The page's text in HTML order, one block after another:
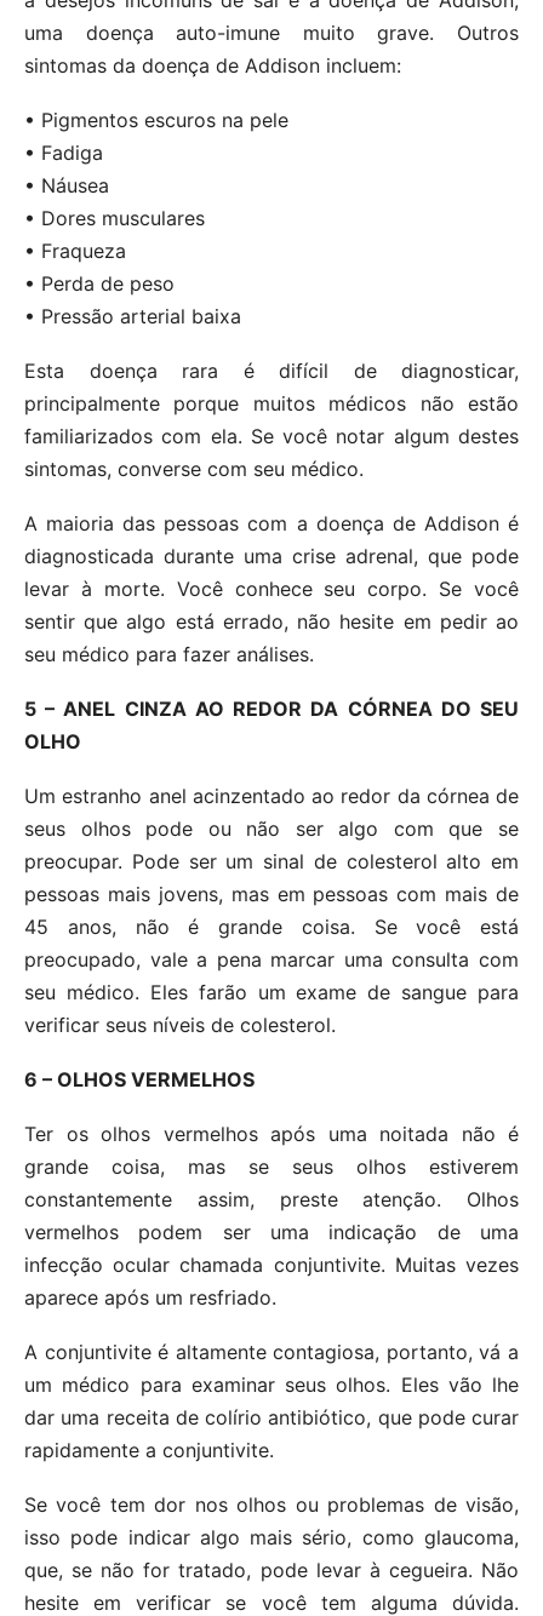
uma doença auto-imune muito grave. Outros
sintomas da doença de Addison incluem:
• Pigmentos escuros na pele
• Fadiga
• Náusea
• Dores musculares
• Fraqueza
• Perda de peso
• Pressão arterial baixa
Esta doença rara é difícil de diagnosticar,
principalmente porque muitos médicos não estão
familiarizados com ela. Se você notar algum destes
sintomas, converse com seu médico.
A maioria das pessoas com a doença de Addison é
diagnosticada durante uma crise adrenal, que pode
levar à morte. Você conhece seu corpo. Se você
sentir que algo está errado, não hesite em pedir ao
seu médico para fazer análises.
5 – ANEL CINZA AO REDOR DA CÓRNEA DO SEU
OLHO
Um estranho anel acinzentado ao redor da córnea de
seus olhos pode ou não ser algo com que se
preocupar. Pode ser um sinal de colesterol alto em
pessoas mais jovens, mas em pessoas com mais de
45 anos, não é grande coisa. Se você está
preocupado, vale a pena marcar uma consulta com
seu médico. Eles farão um exame de sangue para
verificar seus níveis de colesterol.
6 – OLHOS VERMELHOS
Ter os olhos vermelhos após uma noitada não é
grande coisa, mas se seus olhos estiverem
constantemente assim, preste atenção. Olhos
vermelhos podem ser uma indicação de uma
infecção ocular chamada conjuntivite. Muitas vezes
aparece após um resfriado.
A conjuntivite é altamente contagiosa, portanto, vá a
um médico para examinar seus olhos. Eles vão lhe
dar uma receita de colírio antibiótico, que pode curar
rapidamente a conjuntivite.
Se você tem dor nos olhos ou problemas de visão,
isso pode indicar algo mais sério, como glaucoma,
que, se não for tratado, pode levar à cegueira. Não
hesite em verificar se você tem alguma dúvida.